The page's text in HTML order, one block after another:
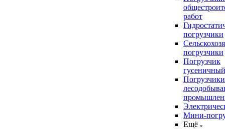
работ
погрузчики
погрузчики
Погрузчик
гусеничный
Мини-
Ещё